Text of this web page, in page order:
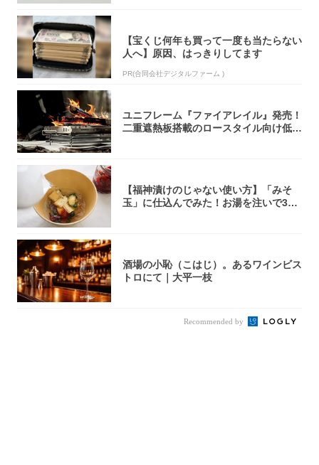
【宝くじ何年も買って一度も当たらない
人へ】原因、はっきりしてます
PR(合同会社デジタルファーム )
ユニフレーム『ファイアレイル』発売！
二重遮熱板搭載のロースタイル向け低型
【福神漬けのじゃない使い方】「みそ
玉」に仕込んでみた！お湯を注いで30
酒場の小恥（こはじ）。あるワインビス
トロにて｜大平一枝
Recommended by